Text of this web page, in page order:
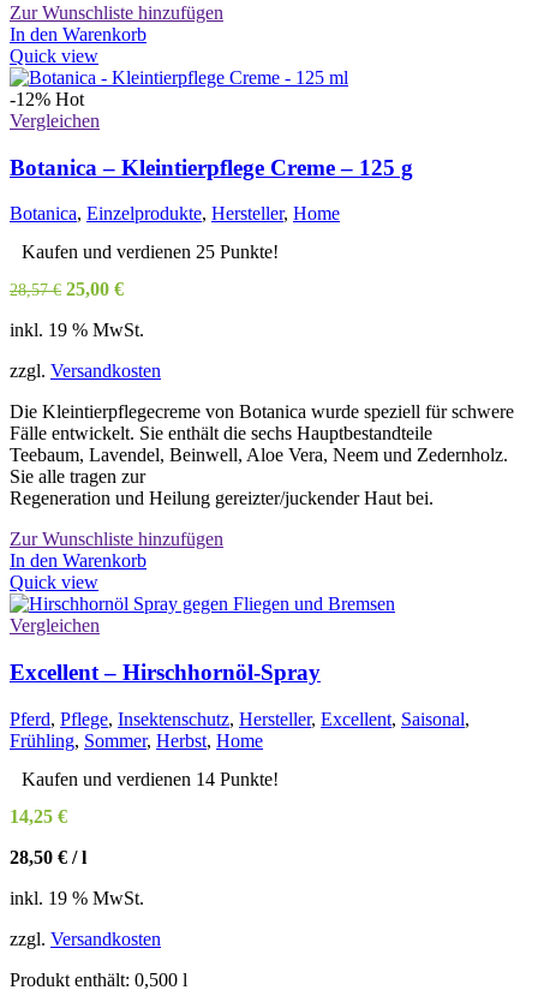
Zur Wunschliste hinzufügen
In den Warenkorb
Quick view
-12% Hot
Vergleichen
Botanica – Kleintierpflege Creme – 125 g
Botanica, Einzelprodukte, Hersteller, Home
Kaufen und verdienen 25 Punkte!
28,57€ Ursprünglicher
war:
25,00 €Aktueller
ist:
inkl. 19 % MwSt.
zzgl. Versandkosten
Die Kleintierpflegecreme von Botanica wurde speziell für schwere
Fälle entwickelt. Sie enthält die sechs Hauptbestandteile
Teebaum, Lavendel, Beinwell, Aloe Vera, Neem und Zedernholz.
Sie alle tragen zur
Regeneration und Heilung gereizter/juckender Haut bei.
Zur Wunschliste hinzufügen
In den Warenkorb
Quick view
Vergleichen
Excellent – Hirschhornöl-Spray
Pferd, Pflege, Insektenschutz, Hersteller, Excellent, Saisonal,
Frühling, Sommer, Herbst, Home
Kaufen und verdienen 14 Punkte!
14,25 €
28,50 € /l
inkl. 19 % MwSt.
zzgl. Versandkosten
Produkt enthält: 0,500 l